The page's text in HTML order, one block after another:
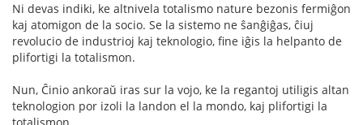
Ni devas indiki, ke altnivela totalismo nature bezonis fermiĝon
kaj atomigon de la socio. Se la sistemo ne ŝanĝiĝas, ĉiuj
revolucio de industrioj kaj teknologio, fine iĝis la helpanto de
plifortigi la totalismon.
Nun, Ĉinio ankoraŭ iras sur la vojo, ke la regantoj utiligis altan
teknologion por izoli la landon el la mondo, kaj plifortigi la